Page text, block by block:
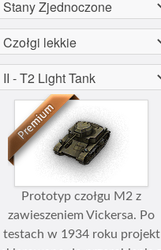
Prototyp czołgu M2 z
zawieszeniem Vickersa. Po
testach w 1934 roku projekt